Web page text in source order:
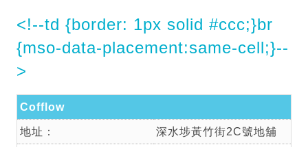
<!--td {border: 1px solid #ccc;}br
{mso-data-placement:same-cell;}--
>
Cofflow
地址： 深水埗黃竹街2C號地舖